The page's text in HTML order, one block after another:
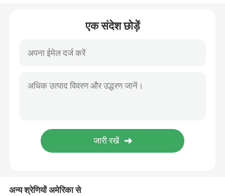
एल्युमिनियम फॉयल टेप
एक संदेश छोड़ें
अन्य श्रेणियों अमेरिका से